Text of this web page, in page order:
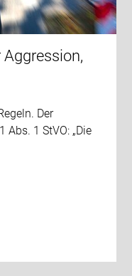
Der
1 StVO: „Die